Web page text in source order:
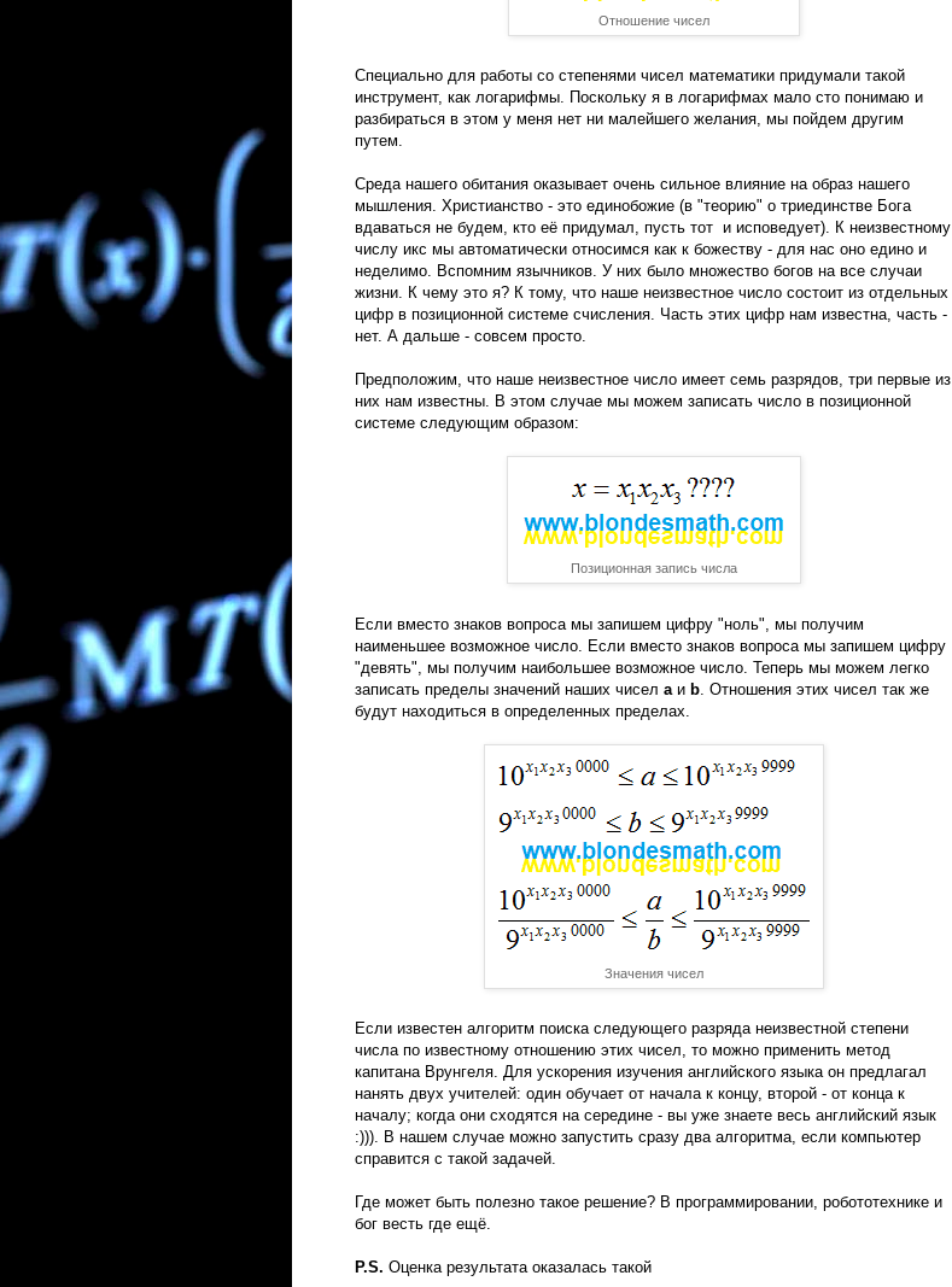
Отношение чисел
Специально для работы со степенями чисел математики придумали такой
инструмент, как логарифмы. Поскольку я в логарифмах мало сто понимаю и
разбираться в этом у меня нет ни малейшего желания, мы пойдем другим
путем.
Среда нашего обитания оказывает очень сильное влияние на образ нашего
мышления. Христианство - это единобожие (в "теорию" о триединстве Бога
вдаваться не будем, кто её придумал, пусть тот и исповедует). К неизвестному
числу икс мы автоматически относимся как к божеству - для нас оно едино и
неделимо. Вспомним язычников. У них было множество богов на все случаи
жизни. К чему это я? К тому, что наше неизвестное число состоит из отдельных
цифр в позиционной системе счисления. Часть этих цифр нам известна, часть -
нет. А дальше - совсем просто.
Предположим, что наше неизвестное число имеет семь разрядов, три первые из
них нам известны. В этом случае мы можем записать число в позиционной
системе следующим образом:
Позиционная запись числа
Если вместо знаков вопроса мы запишем цифру "ноль", мы получим
наименьшее возможное число. Если вместо знаков вопроса мы запишем цифру
"девять", мы получим наибольшее возможное число. Теперь мы можем легко
записать пределы значений наших чисел a и b . Отношения этих чисел так же
будут находиться в определенных пределах.
Значения чисел
Если известен алгоритм поиска следующего разряда неизвестной степени
числа по известному отношению этих чисел, то можно применить метод
капитана Врунгеля. Для ускорения изучения английского языка он предлагал
нанять двух учителей: один обучает от начала к концу, второй - от конца к
началу; когда они сходятся на середине - вы уже знаете весь английский язык
:))). В нашем случае можно запустить сразу два алгоритма, если компьютер
справится с такой задачей.
Где может быть полезно такое решение? В программировании, робототехнике и
бог весть где ещё.
P.S. Оценка результата оказалась такой